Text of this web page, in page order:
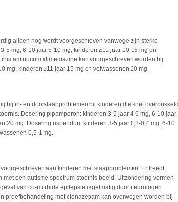
alleen nog wordt voorgeschreven vanwege zijn sterke
5 mg, 6-10 jaar 5-10 mg, kinderen ≥11 jaar 10-15 mg en
alimemazine kan voorgeschreven worden bij
mg, kinderen ≥11 jaar 15 mg en volwassenen 20 mg.
bij in- en doorslaapproblemen bij kinderen die snel overprikkeld
Dosering pipamperon: kinderen 3-5 jaar 4-6 mg, 6-10 jaar
20 mg. Dosering risperidon: kinderen 3-5 jaar 0,2-0,4 mg, 6-10
0,5-1 mg.
aan kinderen met slaapproblemen. Er treedt
een autisme spectrum stoornis beeld. Uitzondering vormen
van co-morbide epilepsie regelmatig door neurologen
proefbehandeling met clonazepam kan overwogen worden bij